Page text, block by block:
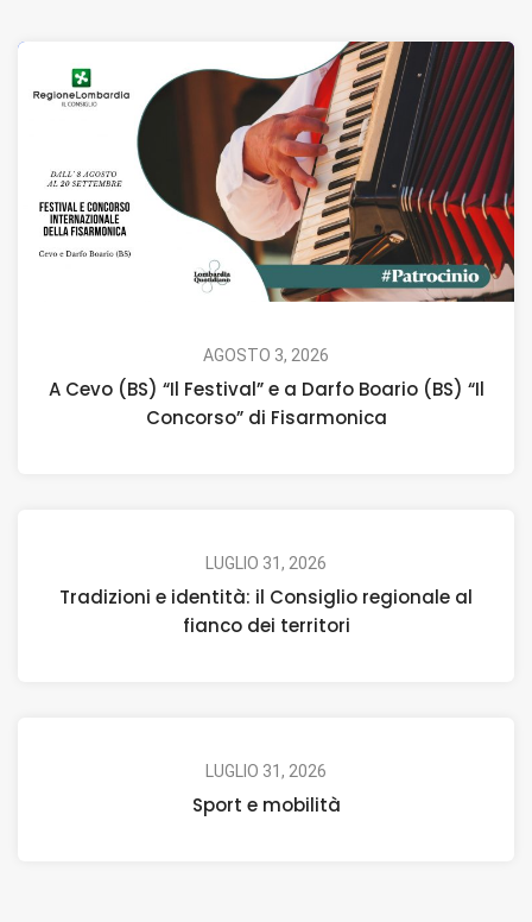
AGOSTO 3, 2026
A Cevo (BS) “Il Festival” e a Darfo Boario (BS) “Il
Concorso” di Fisarmonica
LUGLIO 31, 2026
Tradizioni e identità: il Consiglio regionale al
fianco dei territori
LUGLIO 31, 2026
Sport e mobilità